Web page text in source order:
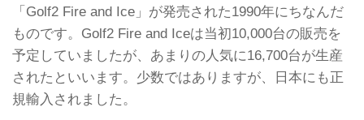
「Golf2 Fire and Ice」が発売された1990年にちなんだ
ものです。Golf2 Fire and Iceは当初10,000台の販売を
予定していましたが、あまりの人気に16,700台が生産
されたといいます。少数ではありますが、日本にも正
規輸入されました。